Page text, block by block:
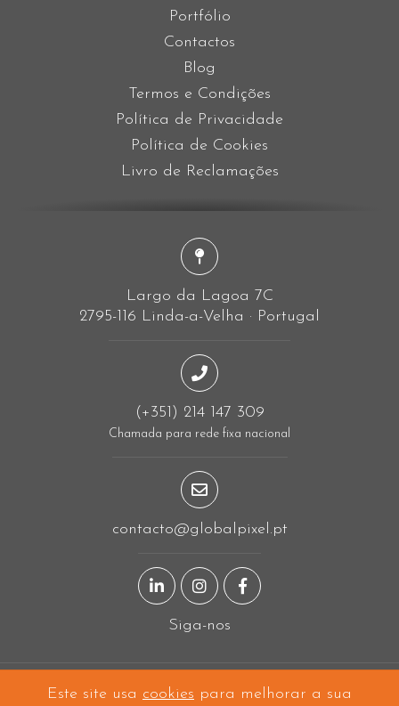
Portfólio
Contactos
Blog
Termos e Condições
Política de Privacidade
Política de Cookies
Livro de Reclamações
Largo da Lagoa 7C
2795-116 Linda-a-Velha · Portugal
(+351) 214 147 309
Chamada para rede fixa nacional
contacto@globalpixel.pt
Página LinkedIn
Página Instagram
Página Facebook
Siga-nos
A projetar emLinda-a-Velhae a construir mundo fora!
Este site usa cookies para melhorar a sua